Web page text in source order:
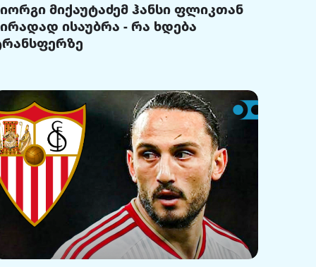
მიქაუტაძემ ჰანსი ფლიკთან
ისაუბრა - რა ხდება